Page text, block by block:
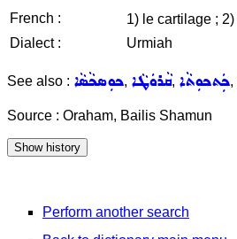
French : 1) le cartilage ; 2)
Dialect :
Urmiah
See also : ܟܘܼܣܟܵܣܵܐ, ܩܵܪܘܿܛܵܐ, ܟܲܬܟܘܼܬܵܐ,
Source : Oraham, Bailis Shamun
Perform another search